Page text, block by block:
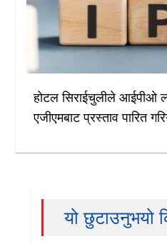
होटल सिराईचुलीले आईपीओ
एजीएमबाट प्रस्ताव पारित
यो छुटाउनुभयो